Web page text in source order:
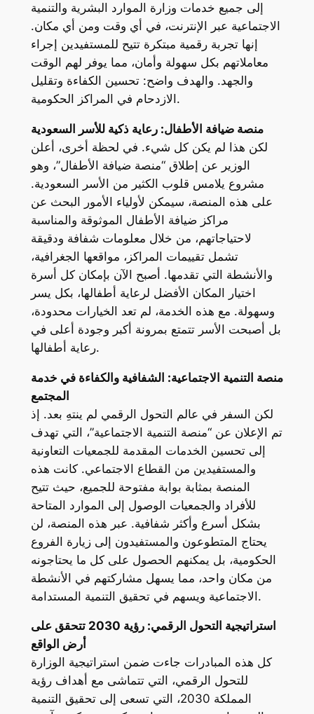
إلى جميع خدمات وزارة الموارد البشرية والتنمية
الاجتماعية عبر الإنترنت، في أي وقت ومن أي مكان.
إنها تجربة رقمية مبتكرة تتيح للمستفيدين إجراء
معاملاتهم بكل سهولة وأمان، مما يوفر لهم الوقت
والجهد. والهدف واضح: تحسين الكفاءة وتقليل
الازدحام في المراكز الحكومية.
منصة ضيافة الأطفال: رعاية ذكية للأسر السعودية
لكن هذا لم يكن كل شيء. في لحظة أخرى، أعلن
الوزير عن إطلاق “منصة ضيافة الأطفال”، وهو
مشروع يلامس قلوب الكثير من الأسر السعودية.
على هذه المنصة، سيمكن لأولياء الأمور البحث عن
مراكز ضيافة الأطفال الموثوقة والمناسبة
لاحتياجاتهم، من خلال معلومات شفافة ودقيقة
تشمل تقييمات المراكز، مواقعها الجغرافية،
والأنشطة التي تقدمها. أصبح الآن بإمكان كل أسرة
اختيار المكان الأفضل لرعاية أطفالها، بكل يسر
وسهولة. مع هذه الخدمة، لم تعد الخيارات محدودة،
بل أصبحت الأسر تتمتع بمرونة أكبر وجودة أعلى في
رعاية أطفالها.
منصة التنمية الاجتماعية: الشفافية والكفاءة في خدمة
المجتمع
لكن السفر في عالم التحول الرقمي لم ينتهِ بعد. إذ
تم الإعلان عن “منصة التنمية الاجتماعية”، التي تهدف
إلى تحسين الخدمات المقدمة للجمعيات التعاونية
والمستفيدين من القطاع الاجتماعي. كانت هذه
المنصة بمثابة بوابة مفتوحة للجميع، حيث تتيح
للأفراد والجمعيات الوصول إلى الموارد المتاحة
بشكل أسرع وأكثر شفافية. عبر هذه المنصة، لن
يحتاج المتطوعون والمستفيدون إلى زيارة الفروع
الحكومية، بل يمكنهم الحصول على كل ما يحتاجونه
من مكان واحد، مما يسهل مشاركتهم في الأنشطة
الاجتماعية ويسهم في تحقيق التنمية المستدامة.
استراتيجية التحول الرقمي: رؤية 2030 تتحقق على
أرض الواقع
كل هذه المبادرات جاءت ضمن استراتيجية الوزارة
للتحول الرقمي، التي تتماشى مع أهداف رؤية
المملكة 2030، التي تسعى إلى تحقيق التنمية